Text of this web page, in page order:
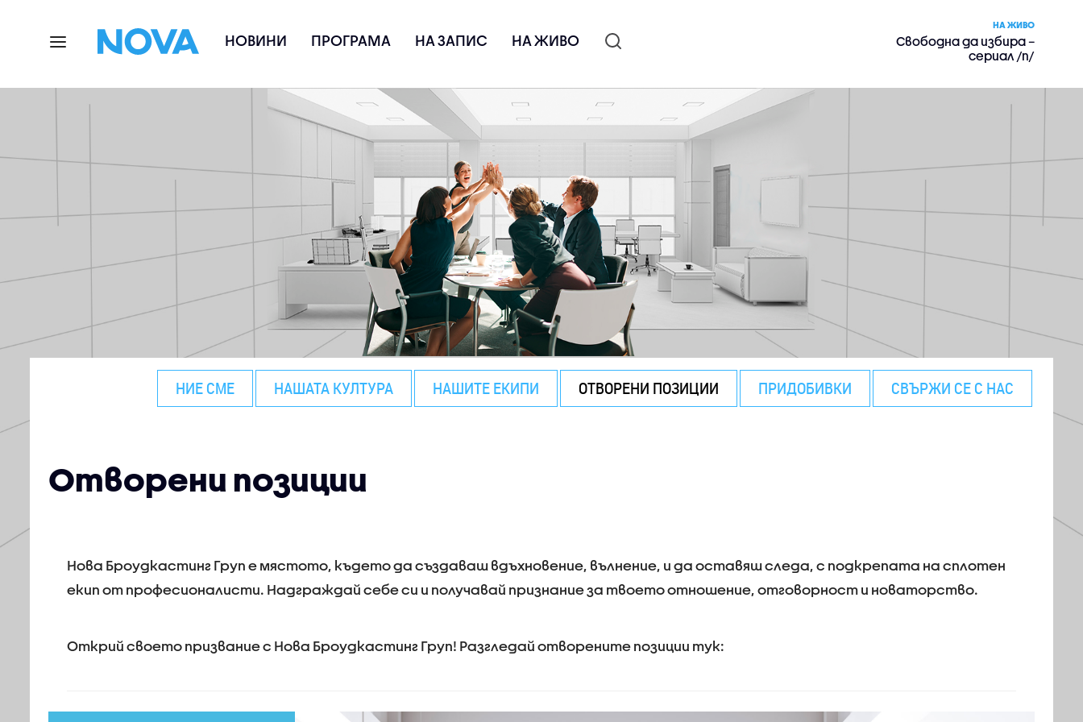
НОВИНИ ПРОГРАМА НА ЗАПИС НА ЖИВО
НА ЖИВО
Свободна да избира –
сериал /п/
НИЕ СМЕ НАШАТА КУЛТУРА НАШИТЕ ЕКИПИ ОТВОРЕНИ ПОЗИЦИИ ПРИДОБИВКИ СВЪРЖИ СЕ С НАС
Отворени позиции
Нова Броудкастинг Груп е мястото, където да създаваш вдъхновение, вълнение, и да оставяш следа, с подкрепата на сплотен
екип от професионалисти. Надграждай себе си и получавай признание за твоето отношение, отговорност и новаторство.
Открий своето призвание с Нова Броудкастинг Груп! Разгледай отворените позиции тук: